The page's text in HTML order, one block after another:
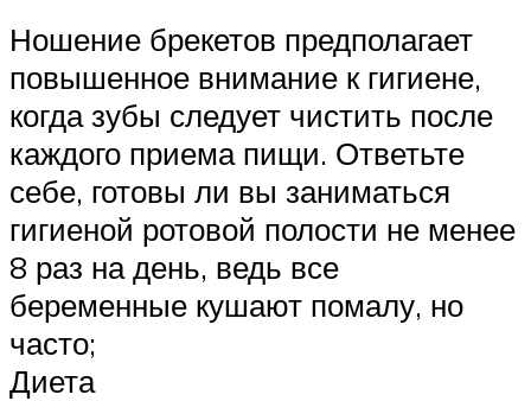
Ношение брекетов предполагает
повышенное внимание к гигиене,
когда зубы следует чистить после
каждого приема пищи. Ответьте
себе, готовы ли вы заниматься
гигиеной ротовой полости не менее
8 раз на день, ведь все
беременные кушают помалу, но
часто;
Диета